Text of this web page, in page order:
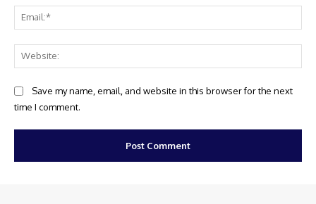
Save my name, email, and website in this browser for the next
time I comment.